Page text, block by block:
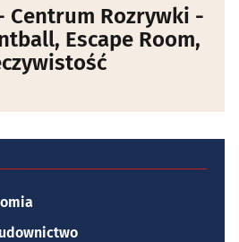
Centrum Rozrywki -
Escape Room,